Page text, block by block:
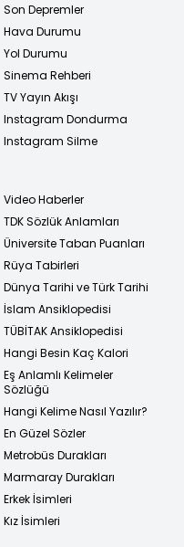
Son Depremler
Hava Durumu
Yol Durumu
Sinema Rehberi
TV Yayın Akışı
Instagram Dondurma
Instagram Silme
Video Haberler
TDK Sözlük Anlamları
Üniversite Taban Puanları
Rüya Tabirleri
Dünya Tarihi ve Türk Tarihi
İslam Ansiklopedisi
TÜBİTAK Ansiklopedisi
Hangi Besin Kaç Kalori
Eş Anlamlı Kelimeler
Sözlüğü
Hangi Kelime Nasıl Yazılır?
En Güzel Sözler
Metrobüs Durakları
Marmaray Durakları
Erkek İsimleri
Kız İsimleri